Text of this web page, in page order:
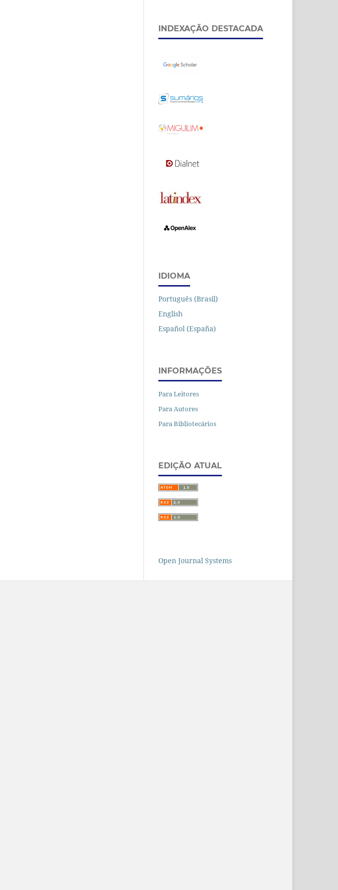
INDEXAÇÃO DESTACADA
IDIOMA
Português (Brasil)
English
Español (España)
INFORMAÇÕES
Para Leitores
Para Autores
Para Bibliotecários
EDIÇÃO ATUAL
Open Journal Systems